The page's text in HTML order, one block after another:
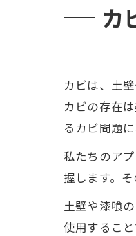
カ
カビは、土
カビの存在
るカビ問題
私たちのア
握します。
土壁や漆喰
使用するこ